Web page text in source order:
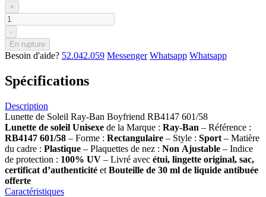
+
-
En rupture
Besoin d'aide? 52.042.059 Messenger Whatsapp Whatsapp
Spécifications
Description
Lunette de Soleil Ray-Ban Boyfriend RB4147 601/58
Lunette de soleil Unisexe de la Marque : Ray-Ban – Référence :
RB4147 601/58 – Forme : Rectangulaire – Style : Sport – Matière
du cadre : Plastique – Plaquettes de nez : Non Ajustable – Indice
de protection : 100% UV – Livré avec étui, lingette original, sac,
certificat d’authenticité et Bouteille de 30 ml de liquide antibuée
offerte
Caractéristiques